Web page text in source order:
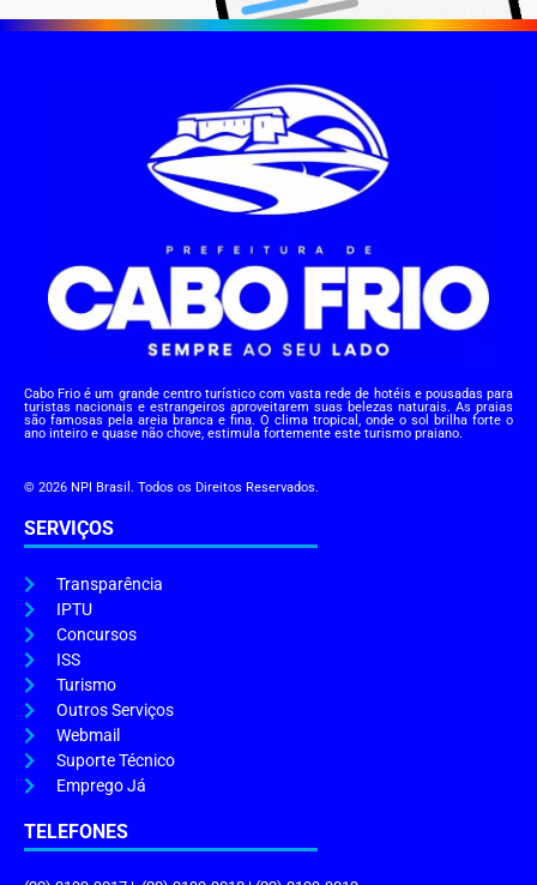
Cabo Frio é um grande centro turístico com vasta rede de hotéis e pousadas para
turistas nacionais e estrangeiros aproveitarem suas belezas naturais. As praias
são famosas pela areia branca e fina. O clima tropical, onde o sol brilha forte o
ano inteiro e quase não chove, estimula fortemente este turismo praiano.
© 2026 NPI Brasil. Todos os Direitos Reservados.
SERVIÇOS
Transparência
IPTU
Concursos
ISS
Turismo
Outros Serviços
Webmail
Suporte Técnico
Emprego Já
TELEFONES